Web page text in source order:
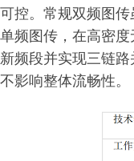
可控。常规双频图
单频图传，在高密
新频段并实现三链
不影响整体流畅性。